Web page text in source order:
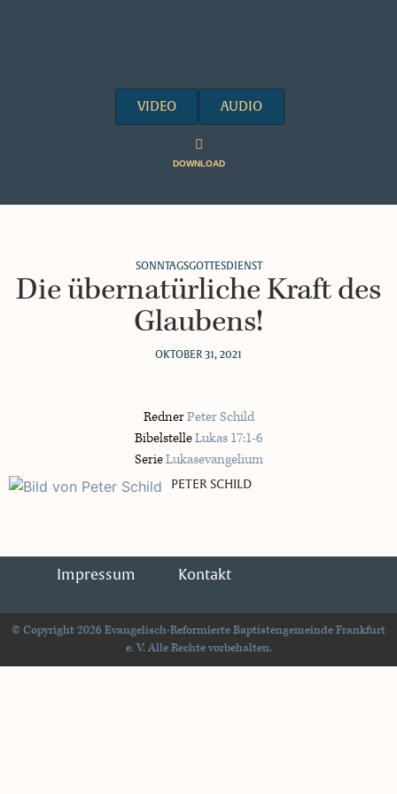
VIDEO AUDIO
DOWNLOAD
SONNTAGSGOTTESDIENST
Die übernatürliche Kraft des
Glaubens!
OKTOBER 31, 2021
RednerPeter Schild
BibelstelleLukas 17:1-6
SerieLukasevangelium
PETER SCHILD
Impressum Kontakt
© Copyright 2026 Evangelisch-Reformierte Baptistengemeinde Frankfurt
e. V. Alle Rechte vorbehalten.